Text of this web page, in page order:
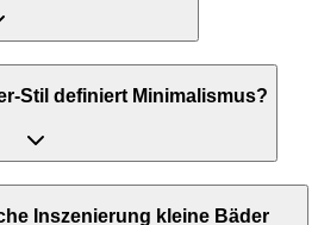
Stil definiert Minimalismus?
Inszenierung kleine Bäder